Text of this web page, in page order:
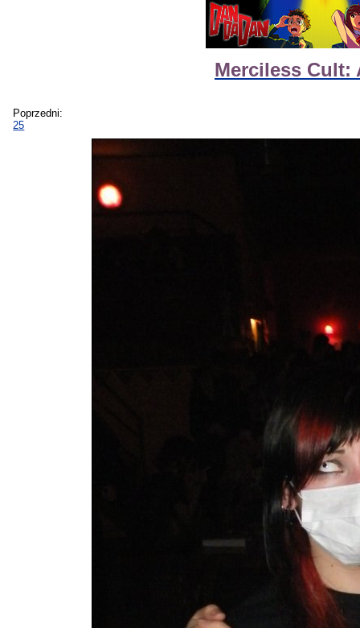
Merciless Cult:
Poprzedni:
25